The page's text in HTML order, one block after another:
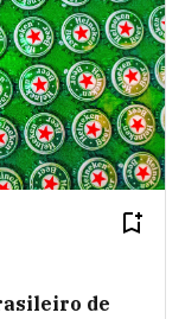
de